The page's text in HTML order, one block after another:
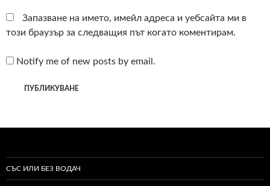
Запазване на името, имейл адреса и уебсайта ми в
този браузър за следващия път когато коментирам.
Notify me of new posts by email.
СЪС ИЛИ БЕЗ ВОДАЧ